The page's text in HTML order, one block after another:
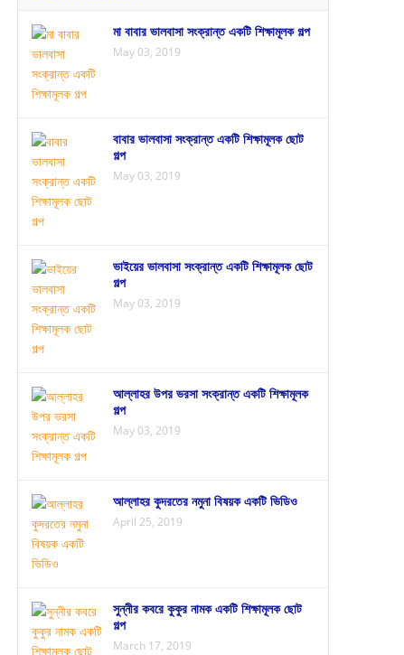
মা বাবার ভালবাসা সংক্রান্ত একটি শিক্ষামূলক গল্প
May 03, 2019
বাবার ভালবাসা সংক্রান্ত একটি শিক্ষামূলক ছোট
গল্প
May 03, 2019
ভাইয়ের ভালবাসা সংক্রান্ত একটি শিক্ষামূলক ছোট
গল্প
May 03, 2019
আল্লাহর উপর ভরসা সংক্রান্ত একটি শিক্ষামূলক
গল্প
May 03, 2019
আল্লাহর কুদরতের নমুনা বিষয়ক একটি ভিডিও
April 25, 2019
সুন্নীর কবরে কুকুর নামক একটি শিক্ষামূলক ছোট
গল্প
March 17, 2019